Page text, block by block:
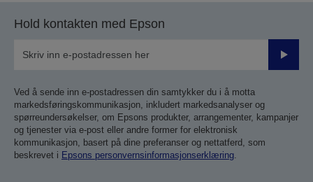
Hold kontakten med Epson
Send
Ved å sende inn e-postadressen din samtykker du i å motta
markedsføringskommunikasjon, inkludert markedsanalyser og
spørreundersøkelser, om Epsons produkter, arrangementer, kampanjer
og tjenester via e-post eller andre former for elektronisk
kommunikasjon, basert på dine preferanser og nettatferd, som
beskrevet i Epsons personvernsinformasjonserklæring